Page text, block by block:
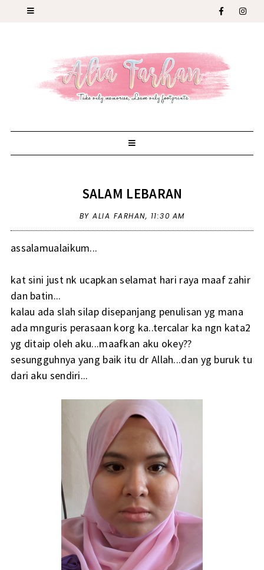
SALAM LEBARAN
BY ALIA FARHAN, 11:30 AM
assalamualaikum...
kat sini just nk ucapkan selamat hari raya maaf zahir
dan batin...
kalau ada slah silap disepanjang penulisan yg mana
ada mnguris perasaan korg ka..tercalar ka ngn kata2
yg ditaip oleh aku...maafkan aku okey??
sesungguhnya yang baik itu dr Allah...dan yg buruk tu
dari aku sendiri...